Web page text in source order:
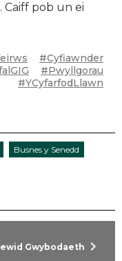
. Caiff pob un ei
#Cyfiawnder
#Pwyllgorau
#YCyfarfodLlawn
Busnes y Senedd
Gwybodaeth chevron_right